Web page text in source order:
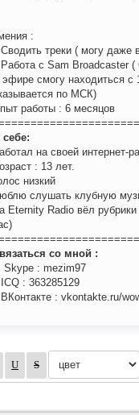
:
треки ( могу
с Sam Broadcaster
эфире смогу находиться с
по МСК)
работы : 6 месяцов
на своей интернет-
: 13 лет.
низкий
слушать клубную
Eternity Radio вёл
со мной :
Skype : mezim97
: 363285129
: vkontakte.ru/